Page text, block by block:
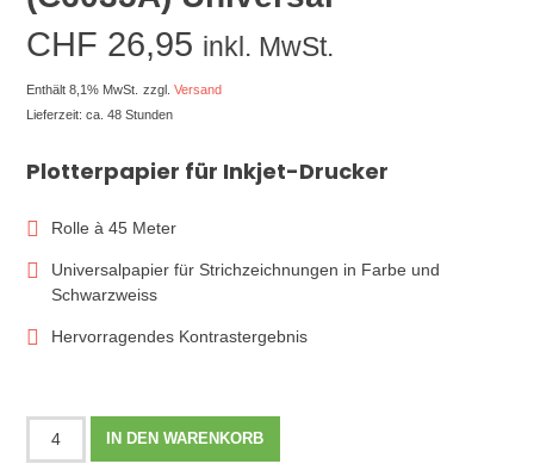
CHF 26,95 inkl. MwSt.
Enthält 8,1% MwSt. zzgl.Versand
Lieferzeit: ca. 48 Stunden
Plotterpapier für Inkjet-Drucker
Rolle à 45 Meter
Universalpapier für Strichzeichnungen in Farbe und
Schwarzweiss
Hervorragendes Kontrastergebnis
IN DEN WARENKORB